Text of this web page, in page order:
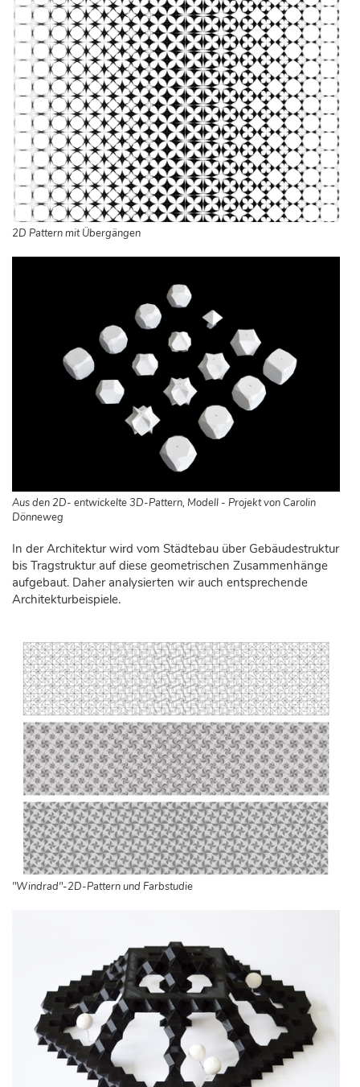
2D Pattern mit Übergängen
Aus den 2D- entwickelte 3D-Pattern, Modell - Projekt von Carolin
Dönneweg
In der Architektur wird vom Städtebau über Gebäudestruktur
bis Tragstruktur auf diese geometrischen Zusammenhänge
aufgebaut. Daher analysierten wir auch entsprechende
Architekturbeispiele.
"Windrad"-2D-Pattern und Farbstudie